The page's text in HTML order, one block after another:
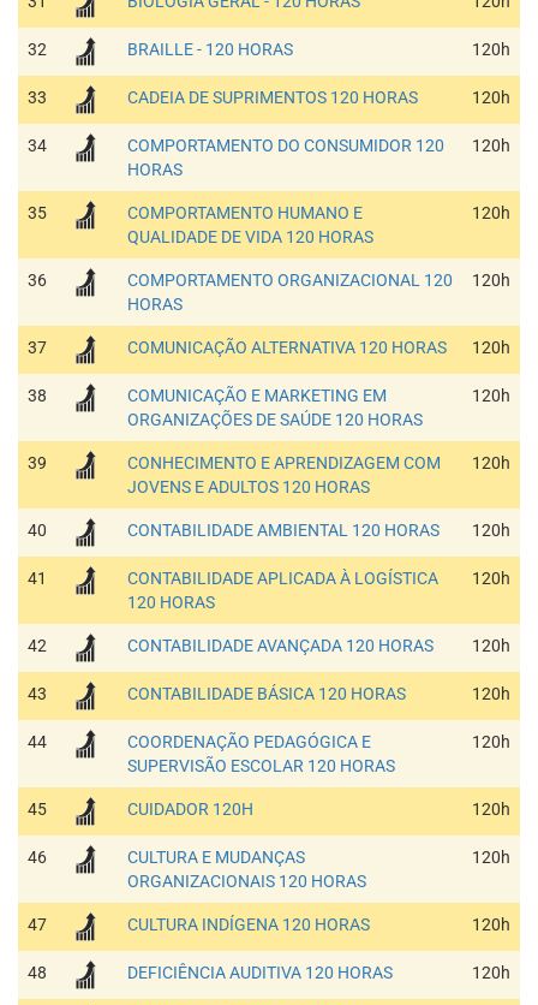
32 BRAILLE - 120 HORAS 120h
33 CADEIA DE SUPRIMENTOS 120 HORAS 120h
34
COMPORTAMENTO DO CONSUMIDOR 120
HORAS
120h
35
COMPORTAMENTO HUMANO E
QUALIDADE DE VIDA 120 HORAS
120h
36
COMPORTAMENTO ORGANIZACIONAL 120
HORAS
120h
37 COMUNICAÇÃO ALTERNATIVA 120 HORAS 120h
38
COMUNICAÇÃO E MARKETING EM
ORGANIZAÇÕES DE SAÚDE 120 HORAS
120h
39
CONHECIMENTO E APRENDIZAGEM COM
JOVENS E ADULTOS 120 HORAS
120h
40 CONTABILIDADE AMBIENTAL 120 HORAS 120h
41
CONTABILIDADE APLICADA À LOGÍSTICA
120 HORAS
120h
42 CONTABILIDADE AVANÇADA 120 HORAS 120h
43 CONTABILIDADE BÁSICA 120 HORAS 120h
44
COORDENAÇÃO PEDAGÓGICA E
SUPERVISÃO ESCOLAR 120 HORAS
120h
45 CUIDADOR 120H 120h
46
CULTURA E MUDANÇAS
ORGANIZACIONAIS 120 HORAS
120h
47 CULTURA INDÍGENA 120 HORAS 120h
48 DEFICIÊNCIA AUDITIVA 120 HORAS 120h